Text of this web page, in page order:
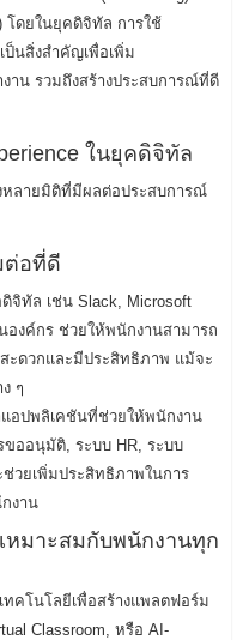
โดยในยุคดิจิทัล การใช้
นสิ่งสำคัญเพื่อเพิ่ม
าน รวมถึงสร้างประสบการณ์ที่ดี
ในยุคดิจิทัล
ลายมิติที่มีผลต่อประสบการณ์
ต่อที่ดี
ดิจิทัล เช่น Slack, Microsoft
องค์กร ช่วยให้พนักงานสามารถ
ะดวกและมีประสิทธิภาพ แม้จะ
ๆ
อปพลิเคชันที่ช่วยให้พนักงาน
ขออนุมัติ, ระบบ HR, ระบบ
ช่วยเพิ่มประสิทธิภาพในการ
งาน
หมาะสมกับพนักงานทุก
ทคโนโลยีเพื่อสร้างแพลตฟอร์ม
Classroom, หรือ AI-